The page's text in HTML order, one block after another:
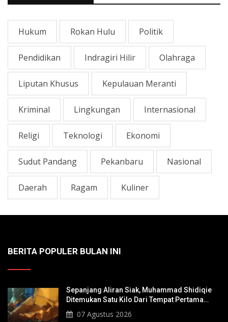
Hukum Rokan Hulu Politik
Pendidikan Indragiri Hilir Olahraga
Liputan Khusus Kepulauan Meranti
Kriminal Lingkungan Internasional
Religi Teknologi Ekonomi
Sudut Pandang Pekanbaru Nasional
Daerah Ragam Kuliner
BERITA POPULER BULAN INI
Sepanjang Aliran Siak, Muhammad Shidiqie
Ditemukan Satu Kilo Dari Tempat Pertama
Tenggelam
07 Agustus 2026